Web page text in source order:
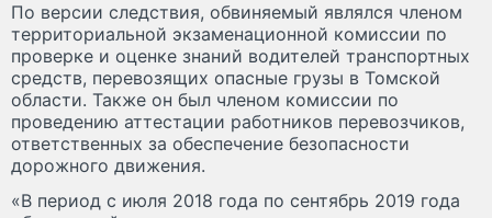
По версии следствия, обвиняемый являлся членом
территориальной экзаменационной комиссии по
проверке и оценке знаний водителей транспортных
средств, перевозящих опасные грузы в Томской
области. Также он был членом комиссии по
проведению аттестации работников перевозчиков,
ответственных за обеспечение безопасности
дорожного движения.
«В период с июля 2018 года по сентябрь 2019 года